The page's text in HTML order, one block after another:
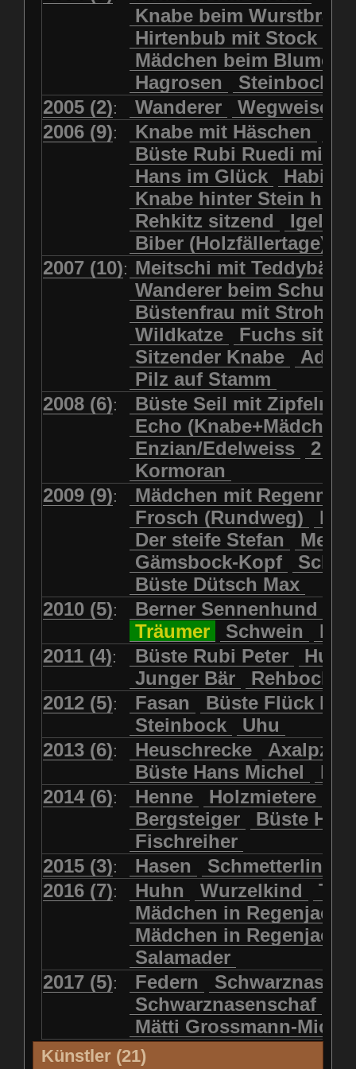
Mädchen beim Blumenpflücken
Mädchen in Regenjacke
Mädchen in Regenjacke und
Mädchen mit Regenmolch
Mädchen mit Schmetterling
Mätti Grossmann-Michel
Meitschi (Rundweg)
Meitschi mit Teddybär
Pilzfraueli Risetenmandli
Sitzender Knabe Tengeler
Wanderer
Wanderer beim Schuhbinden
Wegweiser Wilde Hilde
Wildhüter Wurzelkind
Luchs schreitend
Luchs sitzend Murmeltier
Murmeltiere Rehbockkopf
Rehkitz Rehkitz sitzend
Salamader Schmetterling
Schmetterlinge Schnecke
Schwarznasenschaf
Schwarznasenschaf mit Kalb
Steinbock
Steinbock Steinmarder
Uhu Uhu mit Jungen
Waschbär Wildkatze
Wolf Ziegenkopf
Knabe beim
Hirtenbub mit Stock
Mädchen beim
Hagrosen
Steinbock
2005 (2): Wanderer
Wegweiser
2006 (9): Knabe mit Häschen
Büste Rubi Ruedi mit
Hans im Glück
Knabe hinter Stein
Rehkitz sitzend
Igel
Biber (Holzfällertage)
2007 (10): Meitschi mit Teddybär
Wanderer beim
Büstenfrau mit Strohut
Wildkatze
Fuchs
Sitzender Knabe
Adler
Pilz auf Stamm
2008 (6):
Büste Seil mit
Echo
Enzian/Edelweiss
2
Kormoran
2009 (9):
Mädchen mit
Frosch (Rundweg)
Der steife Stefan
Gämsbock-Kopf
Büste Dütsch Max
2010 (5): Berner Sennenhund
Träumer
Schwein
2011 (4): Büste Rubi Peter
Junger Bär
2012 (5): Fasan
Büste Flück
Steinbock
Uhu
2013 (6): Heuschrecke
Büste Hans Michel
2014 (6): Henne Holzmietere
Bergsteiger
Büste HP
Fischreiher
2015 (3): Hasen Schmetterlinge
2016 (7): Huhn Wurzelkind
Mädchen in
Mädchen in Regenjacke
Salamader
2017 (5): Federn
Schwarznasenschaf
Mätti Grossmann-
Künstler (21)